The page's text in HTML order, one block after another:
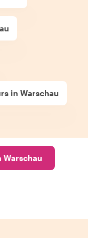
in Warschau
Warschau